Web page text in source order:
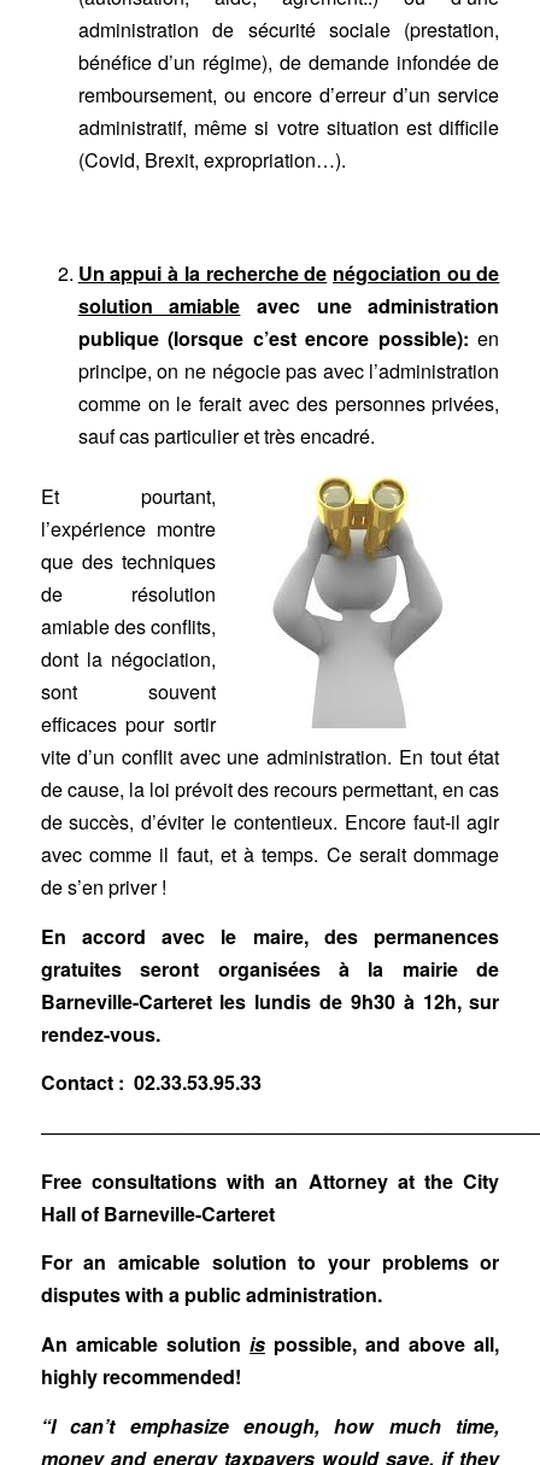
administration de sécurité sociale (prestation,
bénéfice d’un régime), de demande infondée de
remboursement, ou encore d’erreur d’un service
administratif, même si votre situation est difficile
(Covid, Brexit, expropriation…).
Un appui à la recherche de négociation ou de
solution amiable avec une administration
publique (lorsque c’est encore possible):en
principe, on ne négocie pas avec l’administration
comme on le ferait avec des personnes privées,
sauf cas particulier et très encadré.
Et pourtant,
l’expérience montre
que des techniques
de résolution
amiable des conflits,
dont la négociation,
sont souvent
efficaces pour sortir
vite d’un conflit avec une administration. En tout état
de cause, la loi prévoit des recours permettant, en cas
de succès, d’éviter le contentieux. Encore faut-il agir
avec comme il faut, et à temps. Ce serait dommage
de s’en priver !
En accord avec le maire, des permanences
gratuites seront organisées à la mairie de
Barneville-Carteret les lundis de 9h30 à 12h, sur
rendez-vous.
Contact : 02.33.53.95.33
Free consultations with an Attorney at the City
Hall of Barneville-Carteret
For an amicable solution to your problems or
disputes with a public administration.
An amicable solution ispossible, and above all,
highly recommended!
“I can’t emphasize enough, how much time,
money and energy taxpayers would save, if they